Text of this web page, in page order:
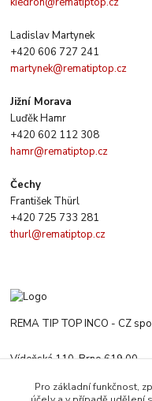
Ladislav Martynek
+420 606 727 241
martynek@rematiptop.cz
Jižní Morava
Luďěk Hamr
+420 602 112 308
hamr@rematiptop.cz
Čechy
František Thürl
+420 725 733 281
thurl@rematiptop.cz
REMA TIP TOP INCO - CZ
Vídeňská 110, Brno 619 00
Po-Čt 8:00-16:00 h. Pa 8:00-
Pro základní funkčnost,